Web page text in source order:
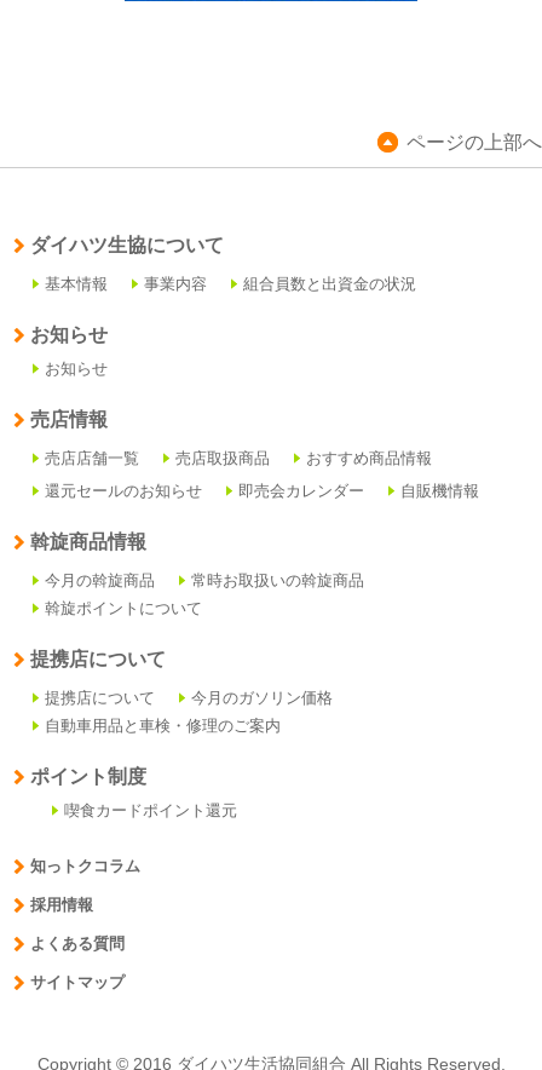
ページの上部へ
ダイハツ生協について
基本情報 事業内容 組合員数と出資金の状況
お知らせ
お知らせ
売店情報
売店店舗一覧 売店取扱商品
おすすめ商品情報
還元セールのお知らせ
即売会カレンダー 自販機情報
斡旋商品情報
今月の斡旋商品
常時お取扱いの斡旋商品
斡旋ポイントについて
提携店について
提携店について
今月のガソリン価格
自動車用品と車検・修理のご案内
ポイント制度
喫食カードポイント還元
知っトクコラム
採用情報
よくある質問
サイトマップ
Copyright © 2016 ダイハツ生活協同組合 All Rights Reserved.